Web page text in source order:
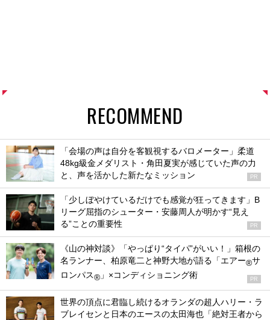
RECOMMEND
「会場の声は自分を客観視するバロメーター」柔道
48kg級金メダリスト・角田夏実が感じていた声の力
と、声を活かした新たなミッション
PR
「少しぼやけているだけでも感覚が狂ってきます」B
リーグ屈指のシューター・安藤周人が明かす“見え
る”ことの重要性
PR
《山の神対談》「やっぱり“タイパ”がいい！」箱根の
名ランナー、柏原竜二と神野大地が語る「エアー®サ
ロンパス® 」×コンディショニング術 PR
世界の頂点に君臨し続けるオランダの超人ハリー・ラ
ブレイセンと日本のエースの太田海也「絶対王者から